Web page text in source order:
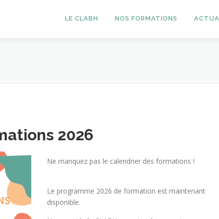
LE CLABH NOS FORMATIONS
2026
Ne manquez pas le calendrier des formations !
Le programme 2026 de formation est maintenant
disponible.